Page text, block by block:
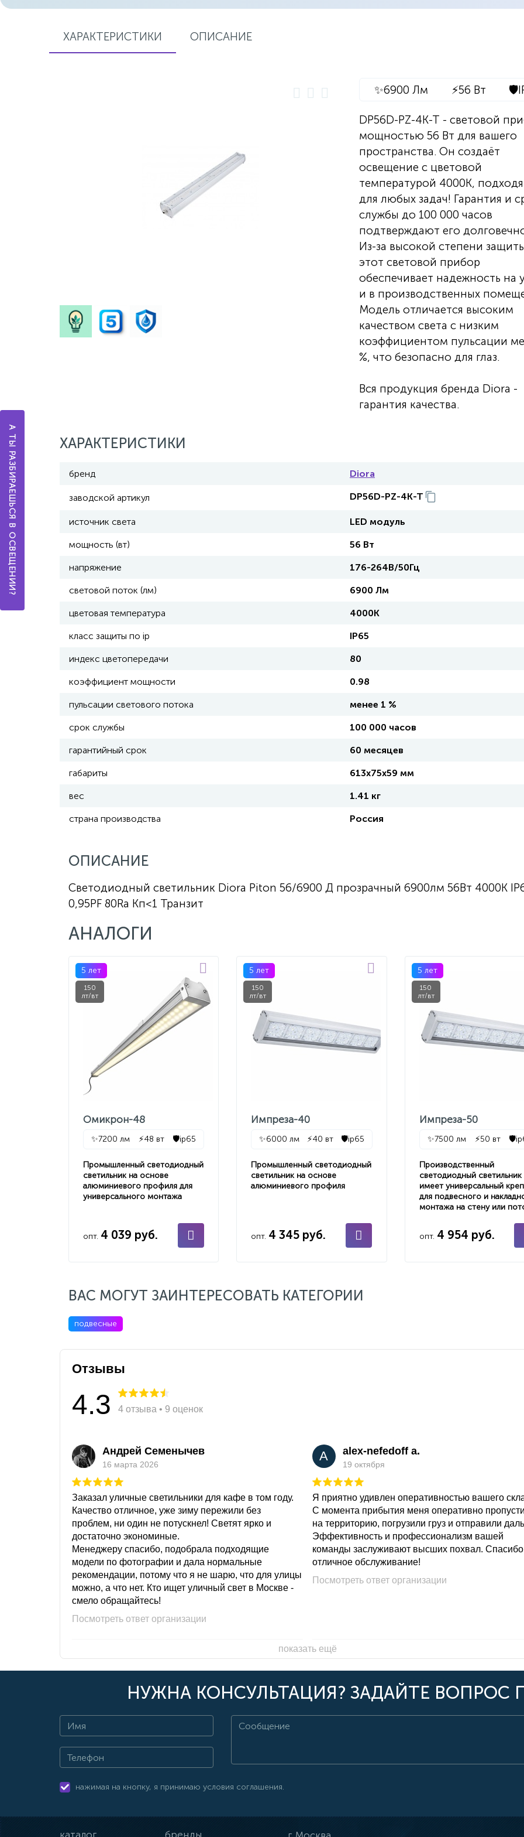
ХАРАКТЕРИСТИКИ ОПИСАНИЕ
✨6900 Лм ⚡56 Вт 🛡️
DP56D-PZ-4K-T - световой
мощностью 56 Вт для вашего
пространства. Он создаёт
освещение с цветовой
температурой 4000K,
для любых задач! Гарантия и
службы до 100 000 часов
подтверждают его
Из-за высокой степени
этот световой прибор
обеспечивает надежность на
и в производственных
Модель отличается высоким
качеством света с низким
коэффициентом пульсации
%, что безопасно для глаз.
Вся продукция бренда Diora -
гарантия качества.
ХАРАКТЕРИСТИКИ
бренд Diora
заводской артикул DP56D-PZ-4K-T
источник света LED модуль
мощность (вт) 56 Вт
напряжение 176-264В/50Гц
световой поток (лм) 6900 Лм
цветовая температура 4000K
класс защиты по ip IP65
индекс цветопередачи 80
коэффициент мощности 0.98
пульсации светового потока менее 1 %
срок службы 100 000 часов
гарантийный срок 60 месяцев
габариты 613х75х59 мм
вес 1.41 кг
страна производства Россия
ОПИСАНИЕ
Светодиодный светильник Diora Piton 56/6900 Д прозрачный 6900лм 56Вт 4000K
0,95PF 80Ra Кп<1 Транзит
АНАЛОГИ
5 лет
150
лт/вт
Омикрон-48
✨7200 лм ⚡48 вт 🛡️ip65
Промышленный светодиодный
светильник на основе
алюминиевого профиля для
универсального монтажа
опт. 4 039 руб.
5 лет
150
лт/вт
Импреза-40
✨6000 лм ⚡40 вт 🛡️ip65
Промышленный светодиодный
светильник на основе
алюминиевого профиля
опт. 4 345 руб.
5 лет
150
лт/вт
Импреза-50
✨7500 лм ⚡50 вт 🛡️
Производственный
светодиодный светильник
имеет универсальный
для подвесного и
монтажа на стену или
опт. 4 954 руб.
ВАС МОГУТ ЗАИНТЕРЕСОВАТЬ КАТЕГОРИИ
подвесные
Отзывы
4.3 4 отзыва • 9 оценок
Андрей Семенычев
16 марта 2026
Заказал уличные светильники для кафе в том году.
Качество отличное, уже зиму пережили без
проблем, ни один не потускнел! Светят ярко и
достаточно экономиные.
Менеджеру спасибо, подобрала подходящие
модели по фотографии и дала нормальные
рекомендации, потому что я не шарю, что для улицы
можно, а что нет. Кто ищет уличный свет в Москве -
смело обращайтесь!
Посмотреть ответ организации
A alex-nefedoff a.
19 октября
Я приятно удивлен оперативностью вашего
С момента прибытия меня оперативно
на территорию, погрузили груз и отправили
Эффективность и профессионализм вашей
команды заслуживают высших похвал. Спасибо
отличное обслуживание!
Посмотреть ответ организации
показать ещё
НУЖНА КОНСУЛЬТАЦИЯ? ЗАДАЙТЕ ВОПРОС
нажимая на кнопку, я принимаю условия соглашения.
каталог бренды
А ТЫ РАЗБИРАЕШЬСЯ В ОСВЕЩЕНИИ?